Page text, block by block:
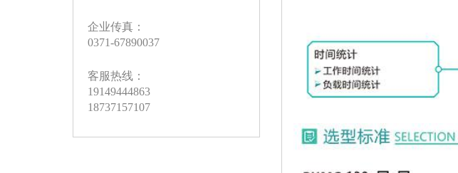
企业传真：
0371-67890037
客服热线：
19149444863
18737157107